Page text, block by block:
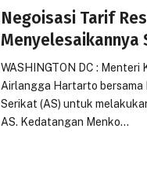
Negoisasi Tarif
Menyelesaikannya
WASHINGTON DC :
Airlangga Hartarto bersama
Serikat (AS) untuk
AS. Kedatangan Menko…